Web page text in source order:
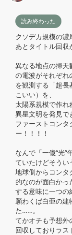
読み終わった
クソデカ規模の濃
あとタイトル回収
異なる地点の掃天
の電波がそれぞれ
を観測する「超
こいい）を、
太陽系規模で作
異星文明を発見で
ファーストコンタ
ー！！！！
なんで「一億“光”
ていたけどそうい
地球側からコンタ
的なのが面白か
する意味に一つの
願わくば白亜の建
た……。
てかオチも予想
回収しておりラス